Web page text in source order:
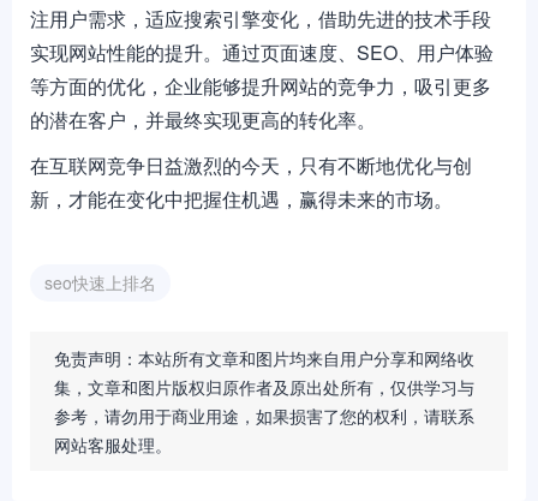
注用户需求，适应搜索引擎变化，借助先进的技术手段
实现网站性能的提升。通过页面速度、SEO、用户体验
等方面的优化，企业能够提升网站的竞争力，吸引更多
的潜在客户，并最终实现更高的转化率。
在互联网竞争日益激烈的今天，只有不断地优化与创
新，才能在变化中把握住机遇，赢得未来的市场。
seo快速上排名
免责声明：本站所有文章和图片均来自用户分享和网络收
集，文章和图片版权归原作者及原出处所有，仅供学习与
参考，请勿用于商业用途，如果损害了您的权利，请联系
网站客服处理。